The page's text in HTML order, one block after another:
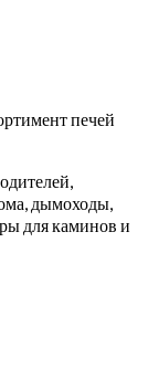
печей
дымоходы,
для каминов и